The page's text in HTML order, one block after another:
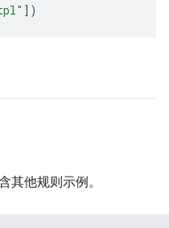
])
其他规则示例。